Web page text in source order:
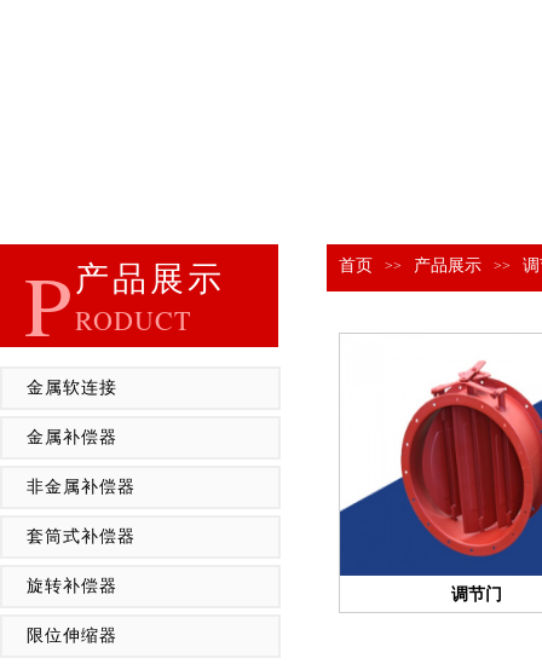
P产品展示
RODUCT
金属软连接
金属补偿器
非金属补偿器
套筒式补偿器
旋转补偿器
限位伸缩器
首页 >> 产品展示 >>
调节门